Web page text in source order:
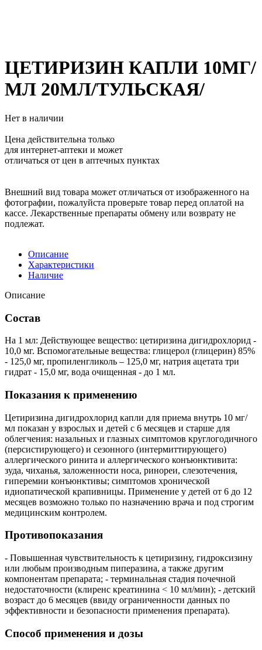
ЦЕТИРИЗИН КАПЛИ 10МГ/
МЛ 20МЛ/ТУЛЬСКАЯ/
Нет в наличии
Цена действительна только
для интернет-аптеки и может
отличаться от цен в аптечных пунктах
Внешний вид товара может отличаться от изображенного на
фотографии, пожалуйста проверьте товар перед оплатой на
кассе. Лекарственные препараты обмену или возврату не
подлежат.
Описание
Характеристики
Наличие
Описание
Состав
На 1 мл: Действующее вещество: цетиризина дигидрохлорид -
10,0 мг. Вспомогательные вещества: глицерол (глицерин) 85%
- 125,0 мг, пропиленгликоль – 125,0 мг, натрия ацетата три
гидрат - 15,0 мг, вода очищенная - до 1 мл.
Показания к применению
Цетиризина дигидрохлорид капли для приема внутрь 10 мг/
мл показан у взрослых и детей с 6 месяцев и старше для
облегчения: назальных и глазных симптомов круглогодичного
(персистирующего) и сезонного (интермиттирующего)
аллергического ринита и аллергического конъюнктивита:
зуда, чиханья, заложенности носа, ринореи, слезотечения,
гиперемии конъюнктивы; симптомов хронической
идиопатической крапивницы. Применение у детей от 6 до 12
месяцев возможно только по назначению врача и под строгим
медицинским контролем.
Противопоказания
- Повышенная чувствительность к цетиризину, гидроксизину
или любым производным пиперазина, а также другим
компонентам препарата; - терминальная стадия почечной
недостаточности (клиренс креатинина < 10 мл/мин); - детский
возраст до 6 месяцев (ввиду ограниченности данных по
эффективности и безопасности применения препарата).
Способ применения и дозы